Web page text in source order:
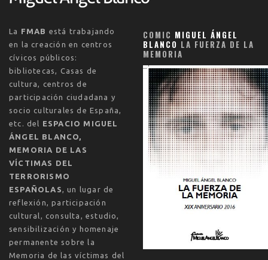
La FMAB está trabajando
en la creación en centros
cívicos públicos:
bibliotecas, Casas de
cultura, centros de
participación ciudadana y
socio culturales de España,
etc. del ESPACIO MIGUEL
ÁNGEL BLANCO,
MEMORIA DE LAS
VÍCTIMAS DEL
TERRORISMO
ESPAÑOLAS, un lugar de
reflexión, participación
cultural, consulta, estudio,
sensibilización y homenaje
permanente sobre la
Memoria de las víctimas del
COMIC MIGUEL ÁNGEL
BLANCO LA FUERZA DE LA
MEMORIA